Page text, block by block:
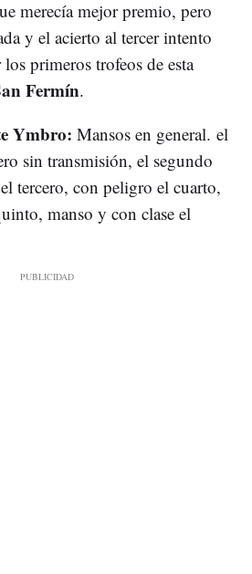
merecía mejor premio, pero
y el acierto al tercer intento
primeros trofeos de esta
Fermín.
Ymbro: Mansos en general. el
sin transmisión, el segundo
tercero, con peligro el cuarto,
manso y con clase el